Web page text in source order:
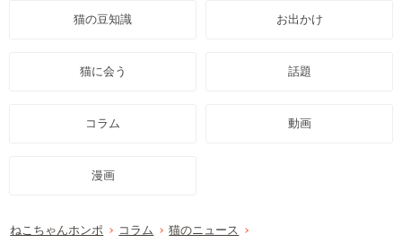
猫の豆知識 お出かけ
猫に会う 話題
コラム 動画
漫画
ねこちゃんホンポ コラム
猫のニュース